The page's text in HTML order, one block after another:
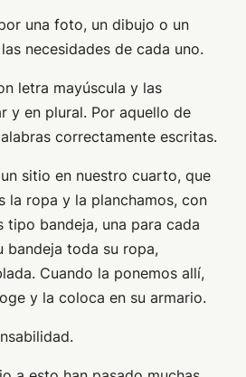
una foto, un dibujo o un
necesidades de cada uno.
letra mayúscula y las
y en plural. Por aquello de
correctamente escritas.
sitio en nuestro cuarto, que
la ropa y la planchamos, con
tipo bandeja, una para cada
bandeja toda su ropa,
Cuando la ponemos allí,
y la coloca en su armario.